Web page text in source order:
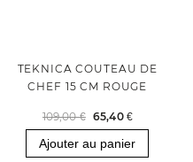
TEKNICA COUTEAU DE
CHEF 15 CM ROUGE
109,00 € 65,40 €
Ajouter au panier